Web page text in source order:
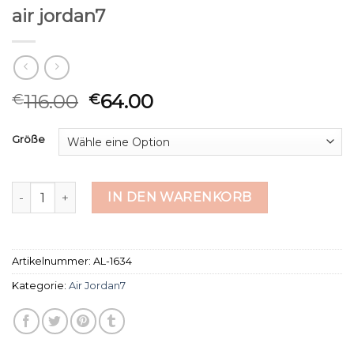
air jordan7
€116.00 €64.00
Größe
air jordan7 MengeIN DEN WARENKORB
Artikelnummer: AL-1634
Kategorie: Air Jordan7